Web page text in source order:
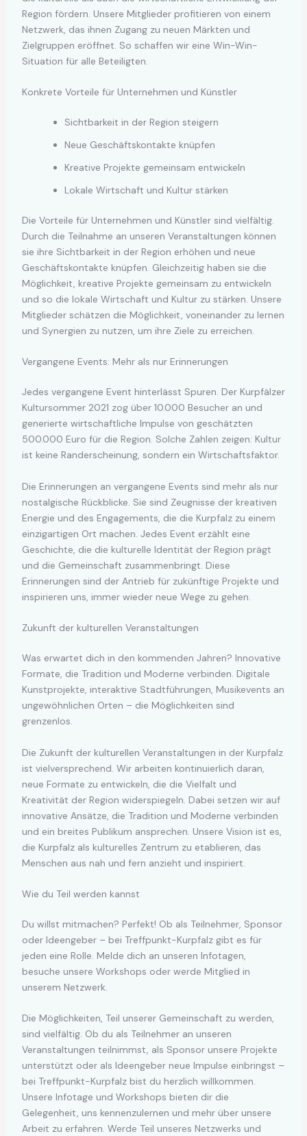
Region fördern. Unsere Mitglieder profitieren von einem
Netzwerk, das ihnen Zugang zu neuen Märkten und
Zielgruppen eröffnet. So schaffen wir eine Win-Win-
Situation für alle Beteiligten.
Konkrete Vorteile für Unternehmen und Künstler
Sichtbarkeit in der Region steigern
Neue Geschäftskontakte knüpfen
Kreative Projekte gemeinsam entwickeln
Lokale Wirtschaft und Kultur stärken
Die Vorteile für Unternehmen und Künstler sind vielfältig.
Durch die Teilnahme an unseren Veranstaltungen können
sie ihre Sichtbarkeit in der Region erhöhen und neue
Geschäftskontakte knüpfen. Gleichzeitig haben sie die
Möglichkeit, kreative Projekte gemeinsam zu entwickeln
und so die lokale Wirtschaft und Kultur zu stärken. Unsere
Mitglieder schätzen die Möglichkeit, voneinander zu lernen
und Synergien zu nutzen, um ihre Ziele zu erreichen.
Vergangene Events: Mehr als nur Erinnerungen
Jedes vergangene Event hinterlässt Spuren. Der Kurpfälzer
Kultursommer 2021 zog über 10.000 Besucher an und
generierte wirtschaftliche Impulse von geschätzten
500.000 Euro für die Region. Solche Zahlen zeigen: Kultur
ist keine Randerscheinung, sondern ein Wirtschaftsfaktor.
Die Erinnerungen an vergangene Events sind mehr als nur
nostalgische Rückblicke. Sie sind Zeugnisse der kreativen
Energie und des Engagements, die die Kurpfalz zu einem
einzigartigen Ort machen. Jedes Event erzählt eine
Geschichte, die die kulturelle Identität der Region prägt
und die Gemeinschaft zusammenbringt. Diese
Erinnerungen sind der Antrieb für zukünftige Projekte und
inspirieren uns, immer wieder neue Wege zu gehen.
Zukunft der kulturellen Veranstaltungen
Was erwartet dich in den kommenden Jahren? Innovative
Formate, die Tradition und Moderne verbinden. Digitale
Kunstprojekte, interaktive Stadtführungen, Musikevents an
ungewöhnlichen Orten – die Möglichkeiten sind
grenzenlos.
Die Zukunft der kulturellen Veranstaltungen in der Kurpfalz
ist vielversprechend. Wir arbeiten kontinuierlich daran,
neue Formate zu entwickeln, die die Vielfalt und
Kreativität der Region widerspiegeln. Dabei setzen wir auf
innovative Ansätze, die Tradition und Moderne verbinden
und ein breites Publikum ansprechen. Unsere Vision ist es,
die Kurpfalz als kulturelles Zentrum zu etablieren, das
Menschen aus nah und fern anzieht und inspiriert.
Wie du Teil werden kannst
Du willst mitmachen? Perfekt! Ob als Teilnehmer, Sponsor
oder Ideengeber – bei Treffpunkt-Kurpfalz gibt es für
jeden eine Rolle. Melde dich an unseren Infotagen,
besuche unsere Workshops oder werde Mitglied in
unserem Netzwerk.
Die Möglichkeiten, Teil unserer Gemeinschaft zu werden,
sind vielfältig. Ob du als Teilnehmer an unseren
Veranstaltungen teilnimmst, als Sponsor unsere Projekte
unterstützt oder als Ideengeber neue Impulse einbringst –
bei Treffpunkt-Kurpfalz bist du herzlich willkommen.
Unsere Infotage und Workshops bieten dir die
Gelegenheit, uns kennenzulernen und mehr über unsere
Arbeit zu erfahren. Werde Teil unseres Netzwerks und